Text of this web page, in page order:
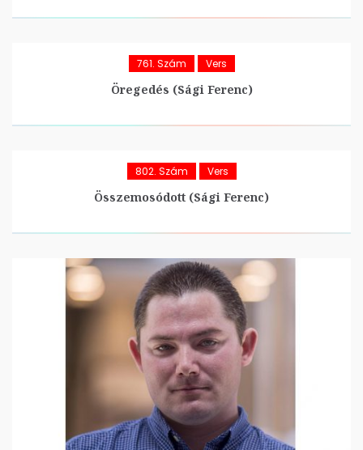
761. Szám Vers
Öregedés (Sági Ferenc)
802. Szám Vers
Összemosódott (Sági Ferenc)